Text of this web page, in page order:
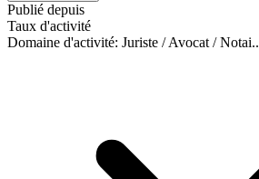
Publié depuis
Taux d'activité
Domaine d'activité: Juriste / Avocat / Notai..